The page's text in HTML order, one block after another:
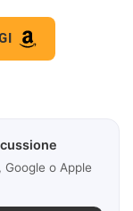
o Apple